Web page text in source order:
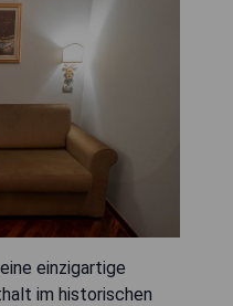
einzigartige
im historischen